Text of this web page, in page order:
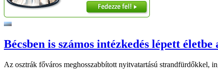
Bécsben is számos intézkedés lépett
Az osztrák főváros meghosszabbított nyitvatartású strandfürdőkkel,